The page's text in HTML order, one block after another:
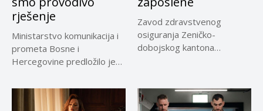
rješenje
Ministarstvo komunikacija i
prometa Bosne i
Hercegovine predložilo je
privremeno...
Zavod zdravstvenog
osiguranja Zeničko-
dobojskog kantona